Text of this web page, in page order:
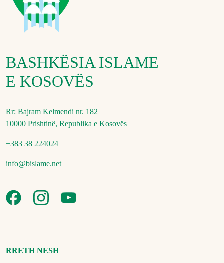
BASHKËSIA ISLAME
E KOSOVËS
Rr: Bajram Kelmendi nr. 182
10000 Prishtinë, Republika e Kosovës
+383 38 224024
info@bislame.net
RRETH NESH